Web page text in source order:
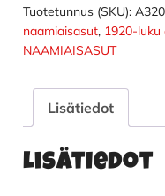
luvun
mekko
määrä
Tuotetunnus (SKU):
naamiaisasut, 1920-luku
NAAMIAISASUT
Lisätiedot
Lisätiedot